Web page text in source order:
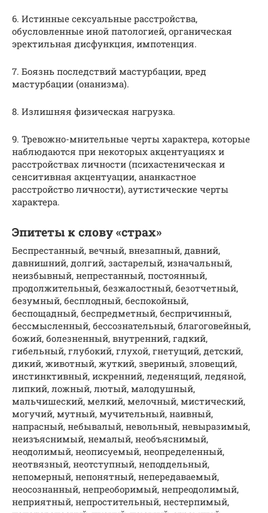
6. Истинные сексуальные расстройства,
обусловленные иной патологией, органическая
эректильная дисфункция, импотенция.
7. Боязнь последствий мастурбации, вред
мастурбации (онанизма).
8. Излишняя физическая нагрузка.
9. Тревожно-мнительные черты характера, которые
наблюдаются при некоторых акцентуациях и
расстройствах личности (психастеническая и
сенситивная акцентуации, ананкастное
расстройство личности), аутистические черты
характера.
Эпитеты к слову «страх»
Беспрестанный, вечный, внезапный, давний,
давнишний, долгий, застарелый, изначальный,
неизбывный, непрестанный, постоянный,
продолжительный, безжалостный, безотчетный,
безумный, бесплодный, беспокойный,
беспощадный, беспредметный, беспричинный,
бессмысленный, бессознательный, благоговейный,
божий, болезненный, внутренний, гадкий,
гибельный, глубокий, глухой, гнетущий, детский,
дикий, животный, жуткий, звериный, зловещий,
инстинктивный, искренний, леденящий, ледяной,
липкий, ложный, лютый, малодушный,
мальчишеский, мелкий, мелочный, мистический,
могучий, мутный, мучительный, наивный,
напрасный, небывалый, невольный, невыразимый,
неизъяснимый, немалый, необъяснимый,
неодолимый, неописуемый, неопределенный,
неотвязный, неотступный, неподдельный,
непомерный, непонятный, непередаваемый,
неосознанный, непреоборимый, непреодолимый,
неприятный, непростительный, нестерпимый,